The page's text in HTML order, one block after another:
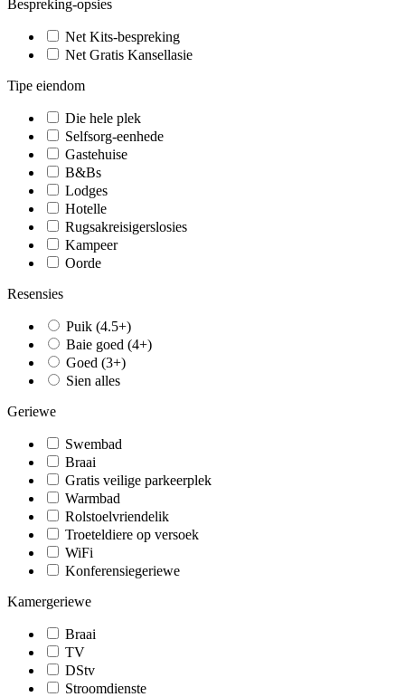
Bespreking-opsies
Net Kits-bespreking
Net Gratis Kansellasie
Tipe eiendom
Die hele plek
Selfsorg-eenhede
Gastehuise
B&Bs
Lodges
Hotelle
Rugsakreisigerslosies
Kampeer
Oorde
Resensies
Puik (4.5+)
Baie goed (4+)
Goed (3+)
Sien alles
Geriewe
Swembad
Braai
Gratis veilige parkeerplek
Warmbad
Rolstoelvriendelik
Troeteldiere op versoek
WiFi
Konferensiegeriewe
Kamergeriewe
Braai
TV
DStv
Stroomdienste